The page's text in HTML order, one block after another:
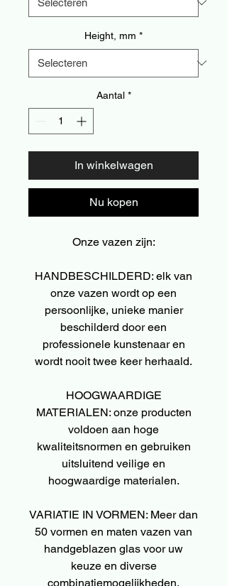
Height, mm *
Aantal *
In winkelwagen
Nu kopen
Onze vazen zijn:
HANDBESCHILDERD: elk van
onze vazen wordt op een
persoonlijke, unieke manier
beschilderd door een
professionele kunstenaar en
wordt nooit twee keer herhaald.
HOOGWAARDIGE
MATERIALEN: onze producten
voldoen aan hoge
kwaliteitsnormen en gebruiken
uitsluitend veilige en
hoogwaardige materialen.
VARIATIE IN VORMEN: Meer dan
50 vormen en maten vazen van
handgeblazen glas voor uw
keuze en diverse
combinatiemogelijkheden.